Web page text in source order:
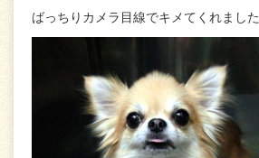
ばっちりカメラ目線でキメてくれました